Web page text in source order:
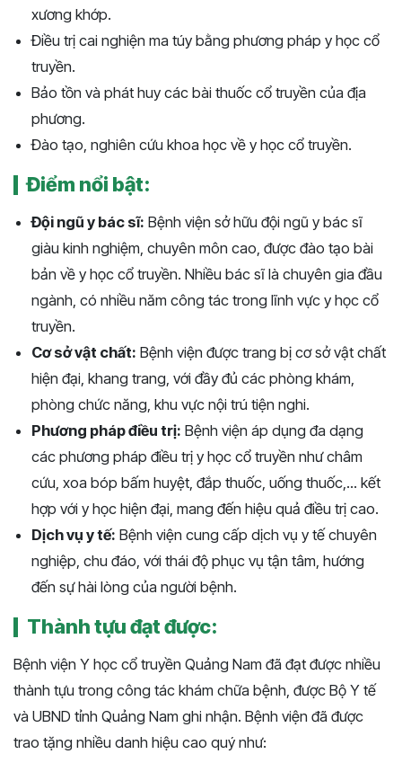
xương khớp.
Điều trị cai nghiện ma túy bằng phương pháp y học cổ
truyền.
Bảo tồn và phát huy các bài thuốc cổ truyền của địa
phương.
Đào tạo, nghiên cứu khoa học về y học cổ truyền.
Điểm nổi bật:
Đội ngũ y bác sĩ: Bệnh viện sở hữu đội ngũ y bác sĩ
giàu kinh nghiệm, chuyên môn cao, được đào tạo bài
bản về y học cổ truyền. Nhiều bác sĩ là chuyên gia đầu
ngành, có nhiều năm công tác trong lĩnh vực y học cổ
truyền.
Cơ sở vật chất: Bệnh viện được trang bị cơ sở vật chất
hiện đại, khang trang, với đầy đủ các phòng khám,
phòng chức năng, khu vực nội trú tiện nghi.
Phương pháp điều trị: Bệnh viện áp dụng đa dạng
các phương pháp điều trị y học cổ truyền như châm
cứu, xoa bóp bấm huyệt, đắp thuốc, uống thuốc,... kết
hợp với y học hiện đại, mang đến hiệu quả điều trị cao.
Dịch vụ y tế: Bệnh viện cung cấp dịch vụ y tế chuyên
nghiệp, chu đáo, với thái độ phục vụ tận tâm, hướng
đến sự hài lòng của người bệnh.
Thành tựu đạt được:
Bệnh viện Y học cổ truyền Quảng Nam đã đạt được nhiều
thành tựu trong công tác khám chữa bệnh, được Bộ Y tế
và UBND tỉnh Quảng Nam ghi nhận. Bệnh viện đã được
trao tặng nhiều danh hiệu cao quý như: